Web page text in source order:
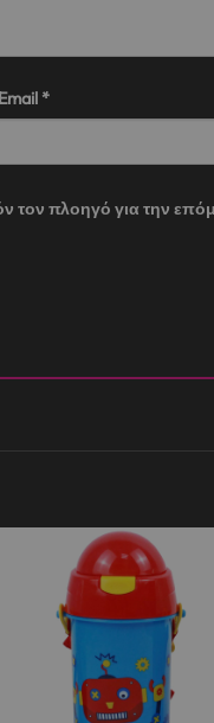
Email *
τον πλοηγό για την